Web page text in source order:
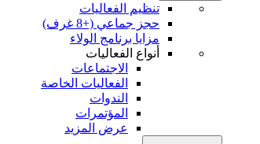
تنظيم الفعاليات
حجز جماعي (+8 غرف)
مزايا برنامج الولاء
أنواع الفعاليات
الاجتماعات
الفعاليات الخاصة
الندوات
المؤتمرات
عرض المزيد